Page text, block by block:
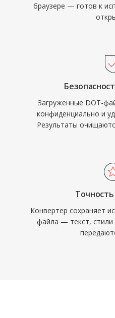
браузере — готов к
Загруженные DOT-
конфиденциально и
Результаты
Конвертер сохраняет
файла — текст, стили